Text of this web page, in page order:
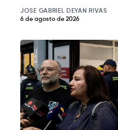
JOSE GABRIEL DEYAN RIVAS
6 de agosto de 2026